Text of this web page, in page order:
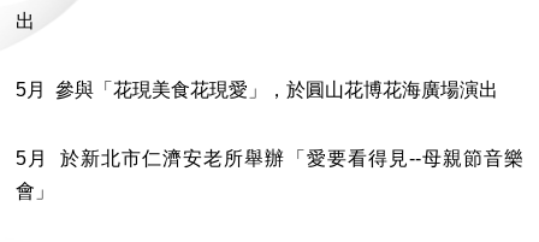
出
5月 參與「花現美食花現愛」，於圓山花博花海廣場演出
5月 於新北市仁濟安老所舉辦「愛要看得見--母親節音樂
會」